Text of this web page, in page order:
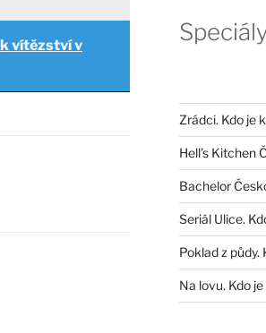
k vítězství v
Zrádci. Kdo je
Hell’s Kitchen
Bachelor
Seriál Ulice.
Poklad z půdy.
Na lovu. Kdo